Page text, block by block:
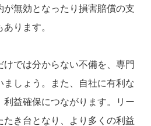
が無効となったり損害賠償の支
ります。
では分からない不備を、専門
しょう。また、自社に有利な
益確保につながります。リー
たき台となり、より多くの利益